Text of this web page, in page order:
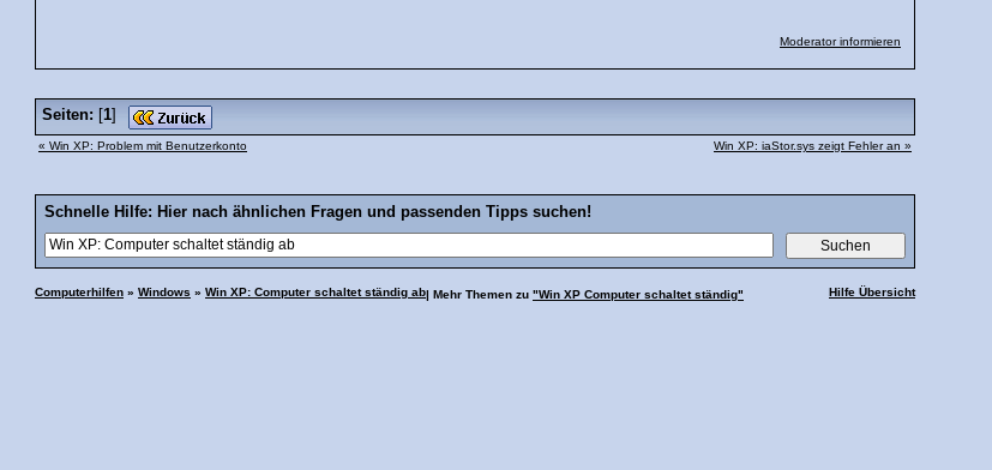
Moderator informieren
Seiten: [1]
« Win XP: Problem mit Benutzerkonto Win XP: iaStor.sys zeigt Fehler an »
Schnelle Hilfe: Hier nach ähnlichen Fragen und passenden Tipps suchen!
Computerhilfen » Windows » Win XP: Computer schaltet ständig ab Hilfe Übersicht
| Mehr Themen zu "Win XP Computer schaltet ständig"